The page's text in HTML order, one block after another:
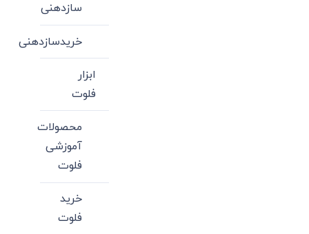
سازدهنی
خریدسازدهنی
ابزار
فلوت
محصولات
آموزشی
فلوت
خرید
فلوت